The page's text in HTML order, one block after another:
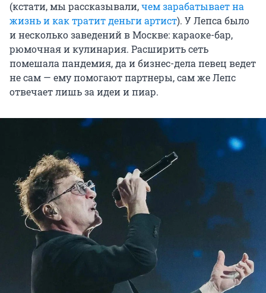
(кстати, мы рассказывали,чем зарабатывает на
жизнь и как тратит деньги артист). У Лепса было
и несколько заведений в Москве: караоке-бар,
рюмочная и кулинария. Расширить сеть
помешала пандемия, да и бизнес-дела певец ведет
не сам — ему помогают партнеры, сам же Лепс
отвечает лишь за идеи и пиар.